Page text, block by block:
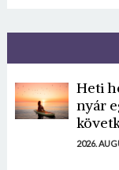
Heti
nyár
2026.